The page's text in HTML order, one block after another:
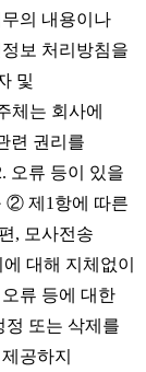
의 내용이나
보 처리방침을
및
체는 회사에
련 권리를
오류 등이 있을
② 제1항에 따른
, 모사전송
대해 지체없이
류 등에 대한
정 또는 삭제를
공하지